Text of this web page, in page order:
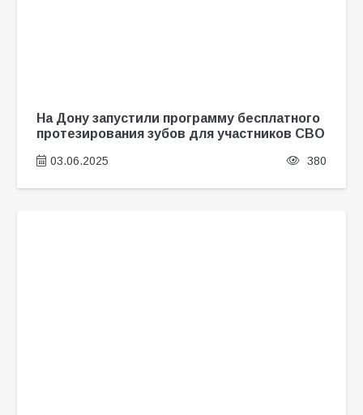
На Дону запустили программу бесплатного
протезирования зубов для участников СВО
03.06.2025 380